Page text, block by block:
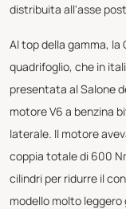
distribuita all'asse
Al top della gamma, la
quadrifoglio, che in
presentata al Salone
motore V6 a benzina
laterale. Il motore
coppia totale di 600
cilindri per ridurre il
modello molto